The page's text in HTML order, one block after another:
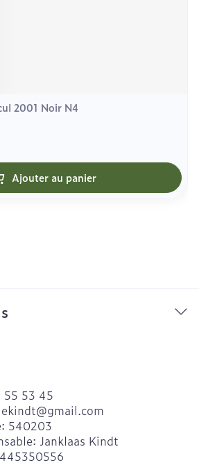
2001 Noir N4
Ajouter au panier
55 53 45
gmail.com
540203
Janklaas Kindt